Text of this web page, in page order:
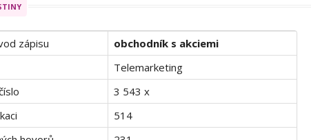
zápisu
obchodník s akciemi
Telemarketing
3 543 x
514